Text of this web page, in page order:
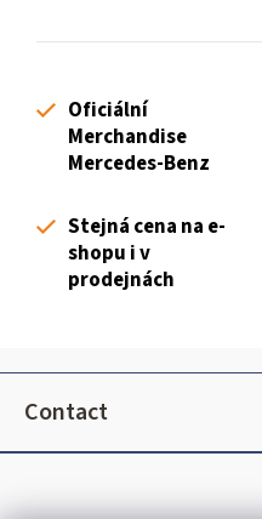
Oficiální
Merchandise
Mercedes-Benz
Stejná cena na e-
shopu i v
prodejnách
F
o
Contact